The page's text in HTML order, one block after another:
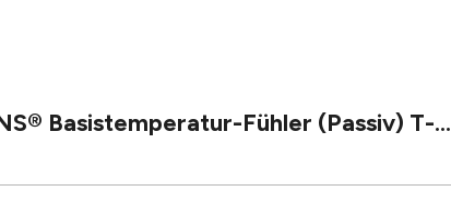
Basistemperatur-Fühler (Passiv) T-...